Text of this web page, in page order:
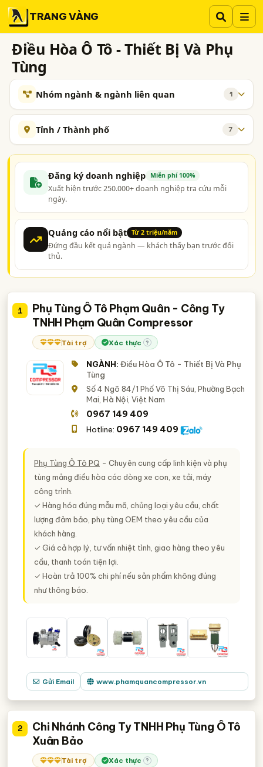
TRANG VÀNG
Điều Hòa Ô Tô - Thiết Bị Và Phụ
Tùng
Nhóm ngành & ngành liên quan 1
548
TAG NGÀNH NGHỀ
thiết bị điều hòa ô tô
phụ tùng điều hòa ô tô
nhà cung cấp phụ tùng điều hòa ô tô
mua bán thiết bị điều hòa ô tô
Tỉnh / Thành phố 7
Hà Nội TP. Hồ Chí Minh (TPHCM)
TP. Hải Phòng
Hưng Yên
Thanh Hóa Quảng Nam Tây Ninh
Đăng ký doanh nghiệp Miễn phí 100%
Xuất hiện trước 250.000+ doanh nghiệp tra cứu mỗi
ngày.
Quảng cáo nổi bật Từ 2 triệu/năm
Đứng đầu kết quả ngành — khách thấy bạn trước đối
thủ.
1
Phụ Tùng Ô Tô Phạm Quân - Công Ty
TNHH Phạm Quân Compressor
Tài trợ Xác thực ?
NGÀNH: Điều Hòa Ô Tô - Thiết Bị Và Phụ
Tùng
Số 4 Ngõ 84/1 Phố Võ Thị Sáu, Phường Bạch
Mai, Hà Nội , Việt Nam
0967 149 409
Hotline: 0967 149 409
Phụ Tùng Ô Tô PQ - Chuyên cung cấp linh kiện và phụ
tùng mảng điều hòa các dòng xe con, xe tải, máy
công trình.
✓ Hàng hóa đúng mẫu mã, chủng loại yêu cầu, chất
lượng đảm bảo, phụ tùng OEM theo yêu cầu của
khách hàng.
✓ Giá cả hợp lý, tư vấn nhiệt tình, giao hàng theo yêu
cầu, thanh toán tiện lợi.
✓ Hoàn trả 100% chi phí nếu sản phẩm không đúng
như thông báo.
Gửi Email www.phamquancompressor.vn
2
Chi Nhánh Công Ty TNHH Phụ Tùng Ô Tô
Xuân Bảo
Tài trợ Xác thực ?